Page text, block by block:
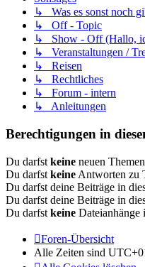
↳ Was es sonst noch
↳ Off - Topic
↳ Show - Off (Hallo,
↳ Veranstaltungen /
↳ Reisen
↳ Rechtliches
↳ Forum - intern
↳ Anleitungen
Berechtigungen in
Du darfst keine neuen
Du darfst keine Antworten zu
Du darfst deine Beiträge in
Du darfst deine Beiträge in
Du darfst keine Dateianhänge
Foren-Übersicht
Alle Zeiten sind